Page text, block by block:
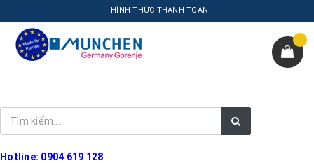
HÌNH THỨC THANH TOÁN
Hotline: 0904 619 128